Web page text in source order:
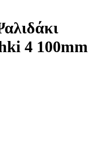
4 100mm